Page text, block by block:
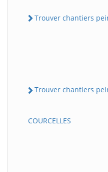
Trouver chantiers
Trouver chantiers
COURCELLES